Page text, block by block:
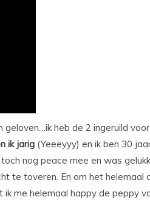
heb de 2 ingeruild
ik jarig (Yeeeyyy) en ik ben 30
nog peace mee en was
te toveren. En om het helemaal
me helemaal happy de peppy